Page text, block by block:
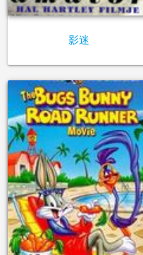
影迷